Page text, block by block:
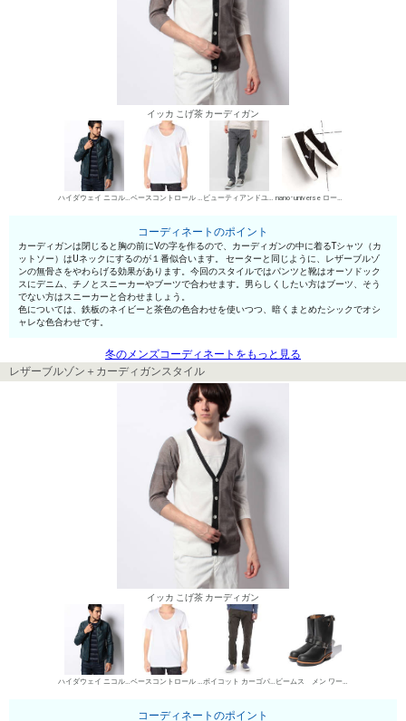
イッカ こげ茶 カーディガン
ハイダウェイ ニコル レザーブルゾン ベースコントロール UネックTシャツ ビューティアンドユース ユナイテッドアローズ デニムパンツ・ジーンズ nano･universe ローカットスニーカー
コーディネートのポイント
カーディガンは閉じると胸の前にVの字を作るので、カーディガンの中に着るTシャツ（カ
ットソー）はUネックにするのが１番似合います。 セーターと同じように、レザーブルゾ
ンの無骨さをやわらげる効果があります。今回のスタイルではパンツと靴はオーソドック
スにデニム、チノとスニーカーやブーツで合わせます。男らしくしたい方はブーツ、そう
でない方はスニーカーと合わせましょう。
色については、鉄板のネイビーと茶色の色合わせを使いつつ、暗くまとめたシックでオシ
ャレな色合わせです。
冬のメンズコーディネートをもっと見る
レザーブルゾン＋カーディガンスタイル
イッカ こげ茶 カーディガン
ハイダウェイ ニコル レザーブルゾン ベースコントロール UネックTシャツ ボイコット カーゴパンツ ビームス メン ワークブーツ
コーディネートのポイント